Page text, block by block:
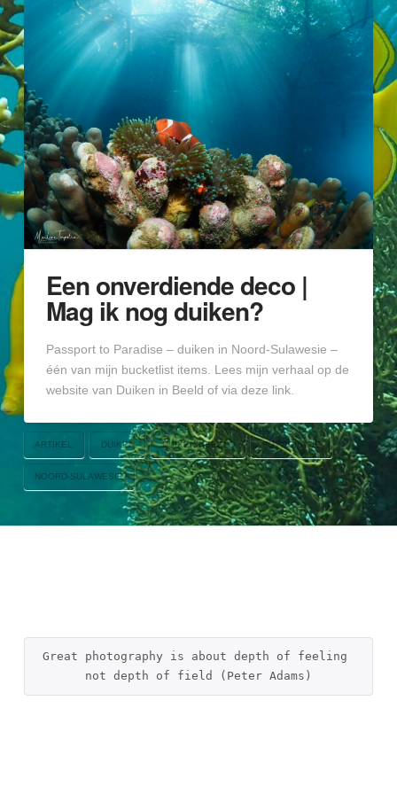
Een onverdiende deco |
Mag ik nog duiken?
Passport to Paradise – duiken in Noord-Sulawesie –
één van mijn bucketlist items. Lees mijn verhaal op de
website van Duiken in Beeld of via deze link.
ARTIKEL DUIKEN DUIKENINBEELD FOTOGRAFIE
NOORD-SULAWESIE
Great photography is about depth of feeling
not depth of field (Peter Adams)